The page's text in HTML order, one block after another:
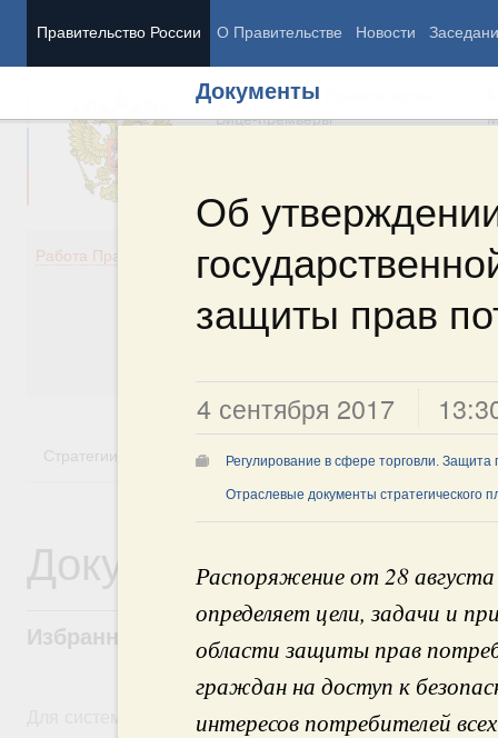
Правительство России О Правительстве Новости
Документы
Об
защиты прав
4 сентября 2017
Регулирование в сфере торговли. Защита
Отраслевые документы стратегического
Распоряжение от 28
определяет цели, задачи и
области защиты прав
граждан на доступ к
интересов потребителей
Председатель Правительства
Вице-премьеры
Работа Правительства
Демография
Здоровье
Культура
Стратегии Государственные программы
Документы
Избранные документы со справками к
Для системного поиска перейдите в раздел "Поиск по